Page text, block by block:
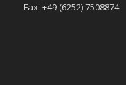
Fax: +49 (6252) 7508874